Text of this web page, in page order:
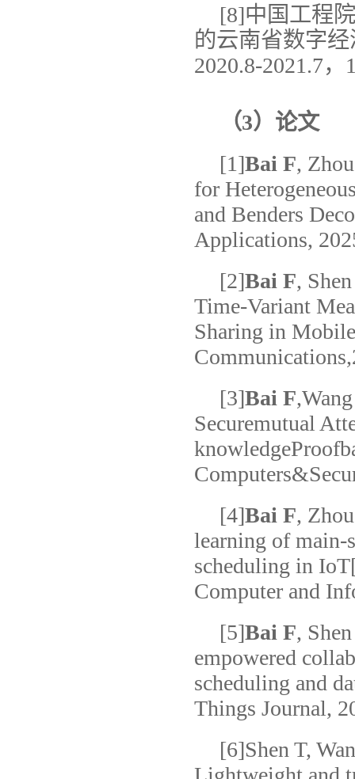
[8]中国工程
的云南省数字
2020.8-2021.7
（3）论文
[1]Bai F,
for
and Benders
Applications,
[2]Bai F,
Time-Variant
Sharing in
[3]Bai F
Securemutual
[4]Bai F,
learning of
scheduling in
Computer and
[5]Bai F,
empowered
scheduling and
Things Journal,
[6]Shen T,